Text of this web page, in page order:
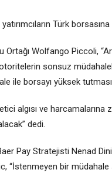
Türk borsasına
Wolfango Piccoli,
sonsuz
ile borsayı yüksek
algısı ve
dedi.
Pay Stratejisti Nenad
“İstenmeyen bir